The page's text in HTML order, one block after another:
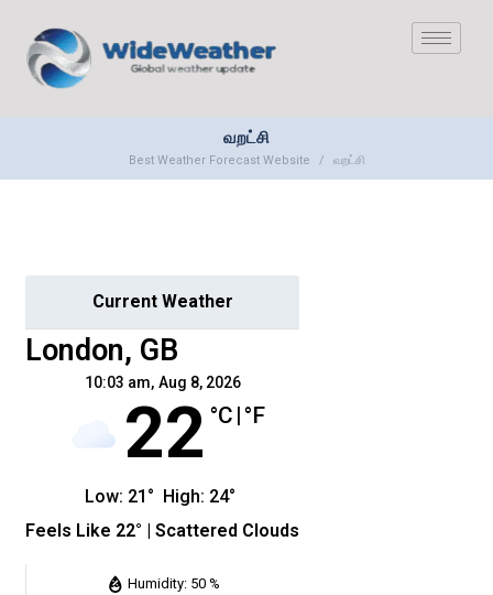
வறட்சி
Best Weather Forecast Website வறட்சி
Current Weather
London, GB
10:03 am, Aug 8, 2026
22 °C |°F
Low: 21 ° High: 24°
Feels Like 22° | Scattered Clouds
Humidity: 50 %